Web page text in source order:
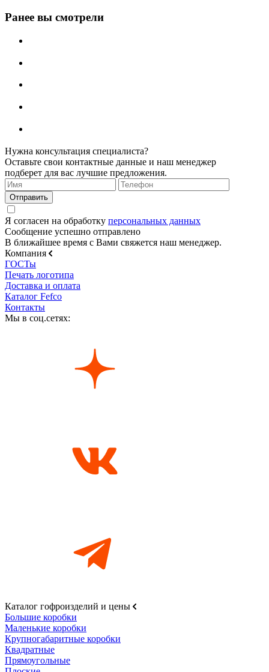
Ранее вы смотрели
Нужна консультация специалиста?
Оставьте свои контактные данные и наш менеджер
подберет для вас лучшие предложения.
Я согласен на обработку персональных данных
Сообщение успешно отправлено
В ближайшее время с Вами свяжется наш менеджер.
Компания
ГОСТы
Печать логотипа
Доставка и оплата
Каталог Fefco
Контакты
Мы в соц.сетях:
Каталог гофроизделий и цены
Большие коробки
Маленькие коробки
Крупногабаритные коробки
Квадратные
Прямоугольные